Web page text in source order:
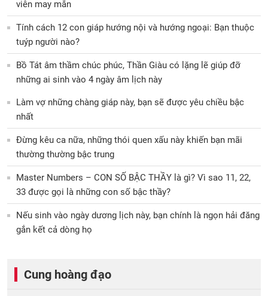
viên may mắn
Tính cách 12 con giáp hướng nội và hướng ngoại: Bạn thuộc
tuýp người nào?
Bồ Tát âm thầm chúc phúc, Thần Giàu có lặng lẽ giúp đỡ
những ai sinh vào 4 ngày âm lịch này
Làm vợ những chàng giáp này, bạn sẽ được yêu chiều bậc
nhất
Đừng kêu ca nữa, những thói quen xấu này khiến bạn mãi
thường thường bậc trung
Master Numbers – CON SỐ BẬC THẦY là gì? Vì sao 11, 22,
33 được gọi là những con số bậc thầy?
Nếu sinh vào ngày dương lịch này, bạn chính là ngọn hải đăng
gắn kết cả dòng họ
Cung hoàng đạo